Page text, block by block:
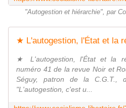
"Autogestion et hiérarchie", par
★ L'autogestion, l'État et la
numéro 41 de la revue Noir et
Séguy, patron de la C.G.T.,
"L'autogestion, c'est u...